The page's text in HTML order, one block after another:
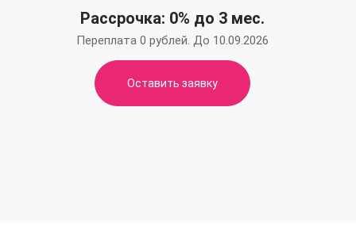
Рассрочка: 0% до 3 мес.
Переплата 0 рублей. До 10.09.2026
Оставить заявку